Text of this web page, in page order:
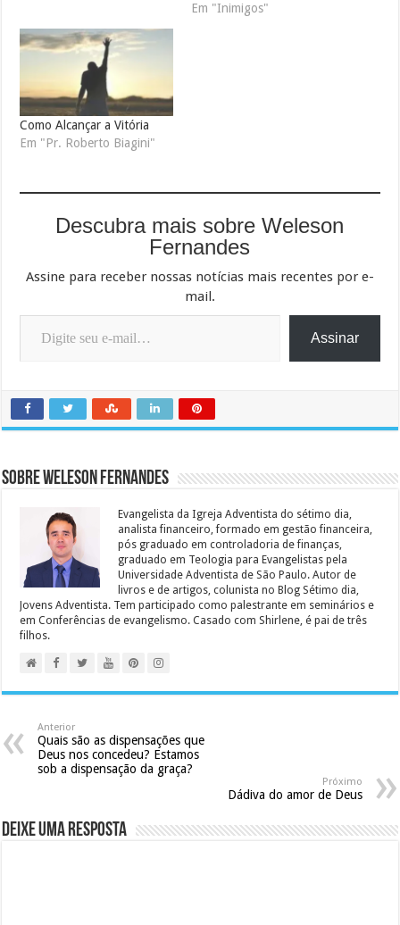
Em "Inimigos"
Como Alcançar a Vitória
Em "Pr. Roberto Biagini"
Descubra mais sobre Weleson
Fernandes
Assine para receber nossas notícias mais recentes por e-
mail.
Digite seu e-mail…
Assinar
Sobre Weleson Fernandes
Evangelista da Igreja Adventista do sétimo dia,
analista financeiro, formado em gestão financeira,
pós graduado em controladoria de finanças,
graduado em Teologia para Evangelistas pela
Universidade Adventista de São Paulo. Autor de
livros e de artigos, colunista no Blog Sétimo dia,
Jovens Adventista. Tem participado como palestrante em seminários e
em Conferências de evangelismo. Casado com Shirlene, é pai de três
filhos.
Anterior
Quais são as dispensações que
Deus nos concedeu? Estamos
sob a dispensação da graça?
Próximo
Dádiva do amor de Deus
Deixe uma resposta